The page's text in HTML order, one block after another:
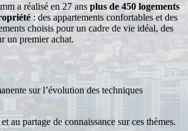
a réalisé en 27 ans plus de 450 logements
: des appartements confortables et des
choisis pour un cadre de vie idéal, des
un premier achat.
sur l’évolution des techniques
au partage de connaissance sur ces thèmes.